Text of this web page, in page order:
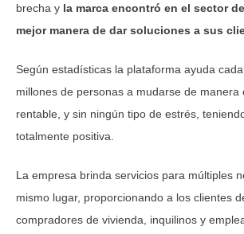
brecha y la marca encontró en el sector
mejor manera de dar soluciones a sus
Según estadísticas la plataforma ayuda
millones de personas a mudarse de manera
rentable, y sin ningún tipo de estrés,
totalmente positiva.
La empresa brinda servicios para múltiples
mismo lugar, proporcionando a los clientes
compradores de vivienda, inquilinos y